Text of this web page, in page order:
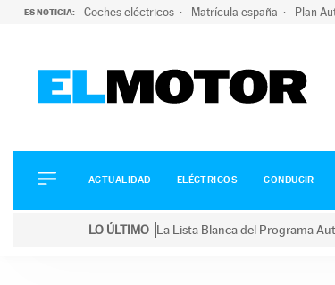
ES NOTICIA: Coches eléctricos Matrícula españa Plan
ELÉCTRICOS
CONDUCIR
ACTUALIDAD ELÉCTRICOS CONDUCIR
LO ÚLTIMO La Lista Blanca del Programa